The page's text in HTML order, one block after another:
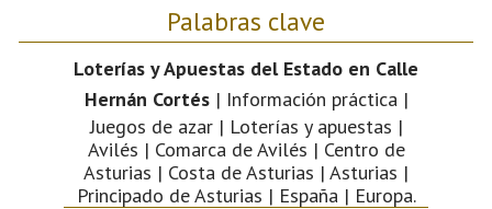
Palabras clave
Loterías y Apuestas del Estado en Calle
Hernán Cortés| Información práctica |
Juegos de azar | Loterías y apuestas |
Avilés | Comarca de Avilés | Centro de
Asturias | Costa de Asturias | Asturias |
Principado de Asturias | España | Europa.